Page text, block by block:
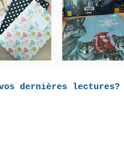
dernières lectures?